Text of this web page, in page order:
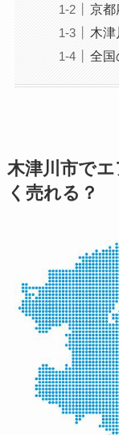
京都
木津
全国
木津川市で
く売れる？